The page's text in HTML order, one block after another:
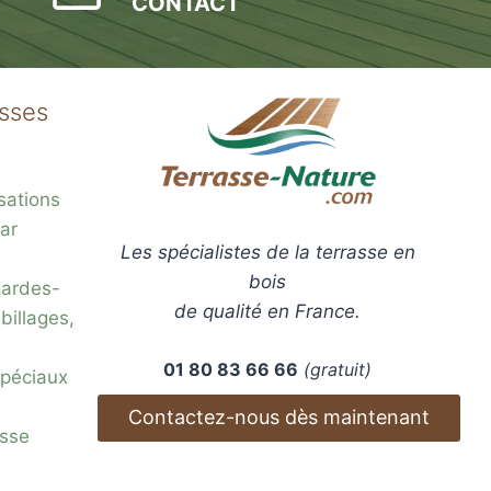
Les spécialistes de la terrasse en
bois
de qualité en France.
01 80 83 66 66 (gratuit)
Contactez-nous dès maintenant